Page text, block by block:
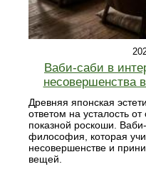
Ваби-саби в
несовершенства
Древняя японская
ответом на усталость
показной роскоши.
философия, которая
несовершенстве и
вещей.